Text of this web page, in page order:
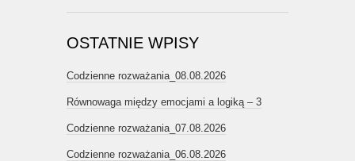
OSTATNIE WPISY
Codzienne rozważania_08.08.2026
Równowaga między emocjami a logiką – 3
Codzienne rozważania_07.08.2026
Codzienne rozważania_06.08.2026